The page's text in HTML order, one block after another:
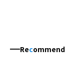
Recommend